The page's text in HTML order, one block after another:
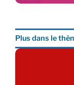
Plus dans le